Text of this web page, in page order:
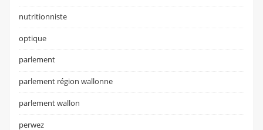
nutritionniste
optique
parlement
parlement région wallonne
parlement wallon
perwez